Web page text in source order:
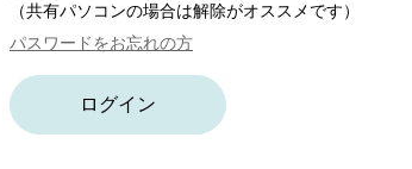
（共有パソコンの場合は解除がオススメです）
パスワードをお忘れの方
ログイン